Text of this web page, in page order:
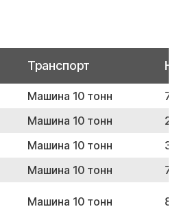
Транспорт
Машина 10 тонн
Машина 10 тонн
Машина 10 тонн
Машина 10 тонн
Машина 10 тонн